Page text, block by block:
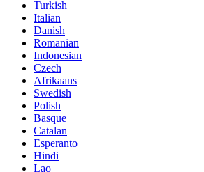
Turkish
Italian
Danish
Romanian
Indonesian
Czech
Afrikaans
Swedish
Polish
Basque
Catalan
Esperanto
Hindi
Lao